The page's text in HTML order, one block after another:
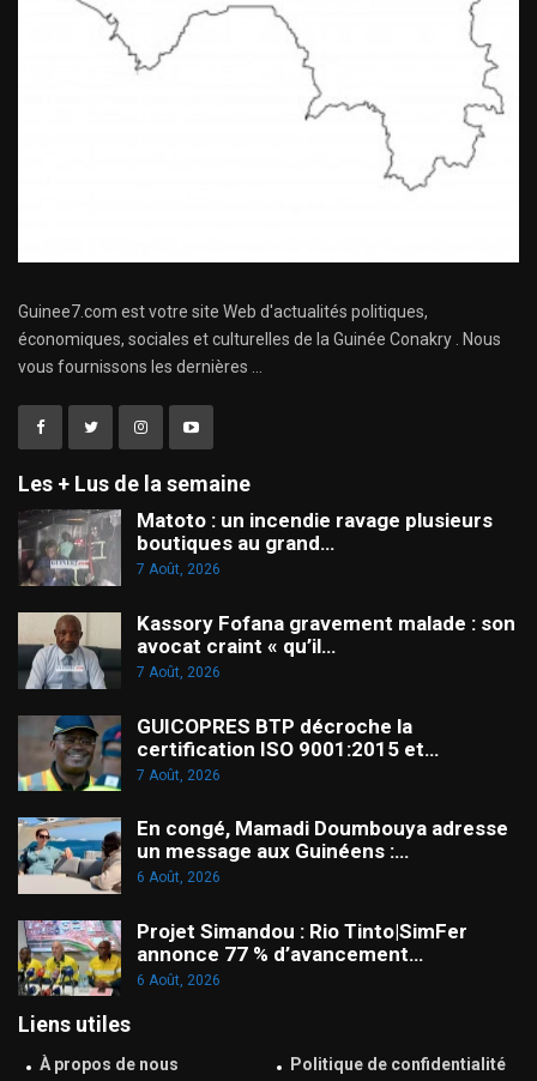
Guinee7.com est votre site Web d'actualités politiques,
économiques, sociales et culturelles de la Guinée Conakry . Nous
vous fournissons les dernières ...
Les + Lus de la semaine
Matoto : un incendie ravage plusieurs
boutiques au grand…
7 Août, 2026
Kassory Fofana gravement malade : son
avocat craint « qu’il…
7 Août, 2026
GUICOPRES BTP décroche la
certification ISO 9001:2015 et…
7 Août, 2026
En congé, Mamadi Doumbouya adresse
un message aux Guinéens :…
6 Août, 2026
Projet Simandou : Rio Tinto|SimFer
annonce 77 % d’avancement…
6 Août, 2026
Liens utiles
À propos de nous Politique de confidentialité